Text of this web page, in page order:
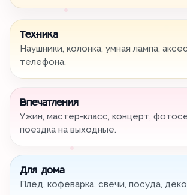
Техника
Наушники, колонка, умная лампа,
телефона.
Впечатления
Ужин, мастер-класс, концерт,
поездка на выходные.
Для дома
Плед, кофеварка, свечи, посуда,